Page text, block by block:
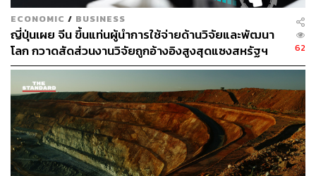
อ้างอิง:
https://asia.nikkei.com/Business/Agriculture/Hitachi-t
ech-tools-bring-Australian-banana-into-digital-era
ช่องทางติดตามTHE STANDARD WEALTH
Twitter:twitter.com/standard_wealth
Instagram:instagram.com/thestandardwealth
ECONOMIC / BUSINESS
ญี่ปุ่นเผย จีน ขึ้นแท่นผู้นำการใช้จ่ายด้านวิจัยและพัฒนา
โลก กวาดสัดส่วนงานวิจัยถูกอ้างอิงสูงสุดแซงสหรัฐฯ
62